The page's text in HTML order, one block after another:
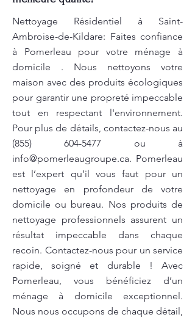
Nettoyage Résidentiel à Saint-
Ambroise-de-Kildare: Faites confiance
à Pomerleau pour votre ménage à
domicile . Nous nettoyons votre
maison avec des produits écologiques
pour garantir une propreté impeccable
tout en respectant l'environnement.
Pour plus de détails, contactez-nous au
(855) 604-5477 ou à
info@pomerleaugroupe.ca. Pomerleau
est l’expert qu’il vous faut pour un
nettoyage en profondeur de votre
domicile ou bureau. Nos produits de
nettoyage professionnels assurent un
résultat impeccable dans chaque
recoin. Contactez-nous pour un service
rapide, soigné et durable ! Avec
Pomerleau, vous bénéficiez d’un
ménage à domicile exceptionnel.
Nous nous occupons de chaque détail,